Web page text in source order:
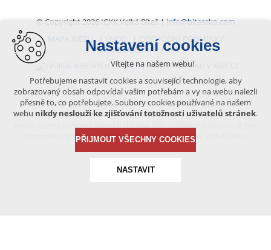
© Copyright 2026 ICKK Velká Bíteš | info@bitessko.com
MAPA WEBU
ÚVOD
OBCHODNÍ PODMÍNKY
PORTÁL OBČANA
GIS
VYTVOŘENO V XART.CZ
Obsah tohoto portálu je chráněn autorským právem, které
vykonává vydavatel. Jakékoliv užití článků a fotografií z této podoby
písemného souhlasu vydavatele – BÍTEŠSKO.COM -ZAKÁZÁNO.
Nastavení cookies
Vítejte na našem webu!
Potřebujeme nastavit cookies a související technologie, aby
zobrazovaný obsah odpovídal vašim potřebám a vy na webu nalezli
přesně to, co potřebujete. Soubory cookies používané na našem
webu nikdy neslouží ke zjišťování totožnosti uživatelů stránek.
PŘIJMOUT VŠECHNY COOKIES
NASTAVIT